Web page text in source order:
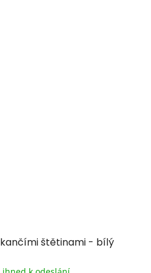
štětinami - bílý
hodnocení